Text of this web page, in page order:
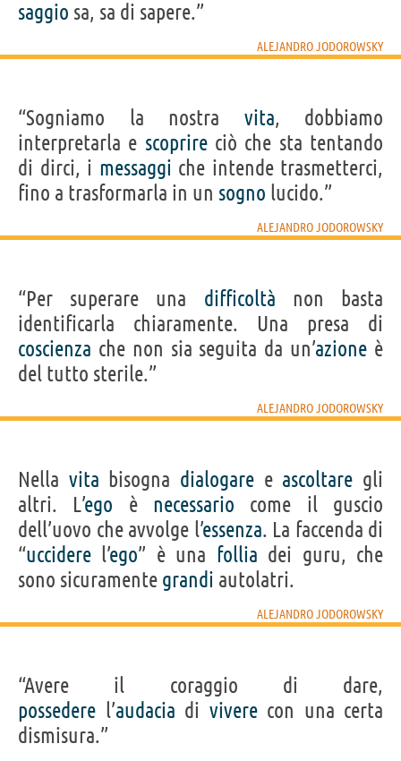
saggio sa, sa di sapere.”
ALEJANDRO JODOROWSKY
“Sogniamo la nostra vita, dobbiamo
interpretarla e scoprireciò che sta tentando
di dirci, i messaggi che intende trasmetterci,
fino a trasformarla in un sogno lucido.”
ALEJANDRO JODOROWSKY
“Per superare una difficoltà non basta
identificarla chiaramente. Una presa di
coscienza che non sia seguita da un’azione è
del tutto sterile.”
ALEJANDRO JODOROWSKY
Nella vita bisogna dialogare e ascoltare gli
altri. L’ego è necessario come il guscio
dell’uovo che avvolge l’essenza. La faccenda di
“uccidere l’ego” è una follia dei guru, che
sono sicuramente grandi autolatri.
ALEJANDRO JODOROWSKY
“Avere il coraggio di dare,
possedere l’audacia di viverecon una certa
dismisura.”